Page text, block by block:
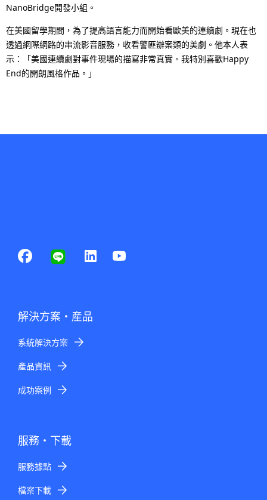
NanoBridge開發小組。
在美國留學期間，為了提高語言能力而開始看歐美的連續劇。現在也
透過網際網路的串流影音服務，收看警匪辦案類的美劇。他本人表
示：「美國連續劇對事件現場的描寫非常真實。我特別喜歡Happy
End的開朗風格作品。」
解決方案・産品
系統解決方案
產品資訊
成功案例
服務・下載
服務據點
檔案下載